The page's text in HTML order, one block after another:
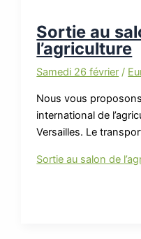
Sortie au
l’agriculture
Samedi 26 février /
Nous vous
international de
Versailles. Le
Sortie au salon de